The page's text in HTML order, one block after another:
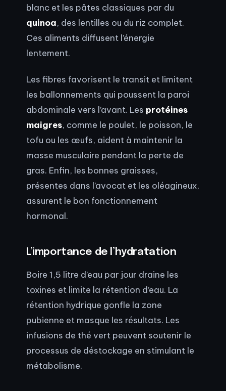
blanc et les pâtes classiques par du
quinoa, des lentilles ou du riz complet.
Ces aliments diffusent l’énergie
lentement.
Les fibres favorisent le transit et limitent
les ballonnements qui poussent la paroi
abdominale vers l’avant. Les protéines
maigres, comme le poulet, le poisson, le
tofu ou les œufs, aident à maintenir la
masse musculaire pendant la perte de
gras. Enfin, les bonnes graisses,
présentes dans l’avocat et les oléagineux,
assurent le bon fonctionnement
hormonal.
L’importance de l’hydratation
Boire 1,5 litre d’eau par jour draine les
toxines et limite la rétention d’eau. La
rétention hydrique gonfle la zone
pubienne et masque les résultats. Les
infusions de thé vert peuvent soutenir le
processus de déstockage en stimulant le
métabolisme.